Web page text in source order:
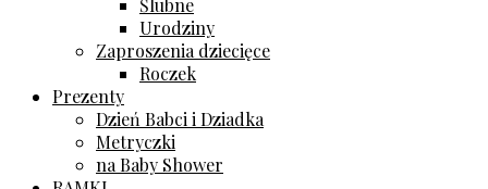
Ślubne
Urodziny
Zaproszenia dziecięce
Roczek
Prezenty
Dzień Babci i Dziadka
Metryczki
na Baby Shower